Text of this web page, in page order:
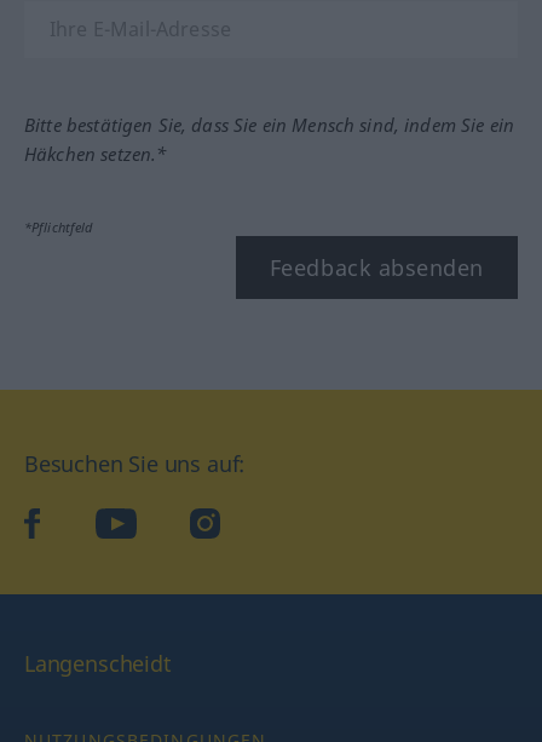
Bitte bestätigen Sie, dass Sie ein Mensch sind, indem Sie ein
Häkchen setzen.*
*Pflichtfeld
Feedback absenden
Besuchen Sie uns auf:
facebookYouTube Instagram
Langenscheidt